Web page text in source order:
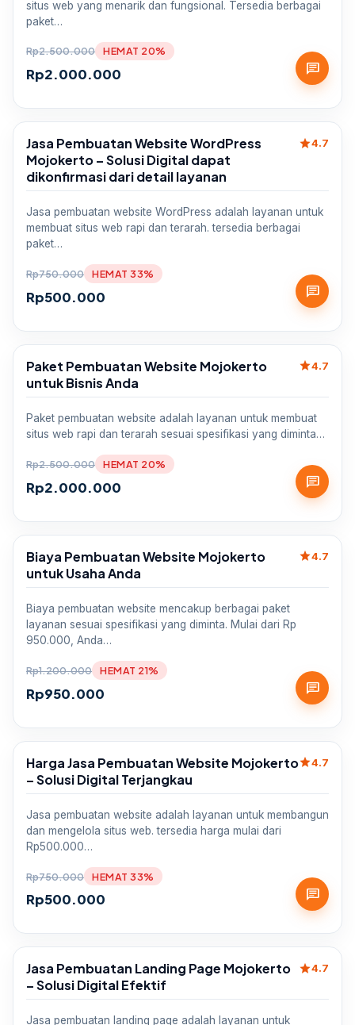
situs web yang menarik dan fungsional. Tersedia berbagai
paket…
Rp2.500.000
Rp2.000.000
HEMAT 20%
chat
Sale
Jasa Pembuatan Website WordPress
Mojokerto – Solusi Digital dapat
dikonfirmasi dari detail layanan
star4.7
Jasa pembuatan website WordPress adalah layanan untuk
membuat situs web rapi dan terarah. tersedia berbagai
paket…
Rp750.000
Rp500.000
HEMAT 33%
chat
Sale
Paket Pembuatan Website Mojokerto
untuk Bisnis Anda
star4.7
Paket pembuatan website adalah layanan untuk membuat
situs web rapi dan terarah sesuai spesifikasi yang diminta…
Rp2.500.000
Rp2.000.000
HEMAT 20%
chat
Sale
Biaya Pembuatan Website Mojokerto
untuk Usaha Anda
star4.7
Biaya pembuatan website mencakup berbagai paket
layanan sesuai spesifikasi yang diminta. Mulai dari Rp
950.000, Anda…
Rp1.200.000
Rp950.000
HEMAT 21%
chat
Sale
Harga Jasa Pembuatan Website Mojokerto
– Solusi Digital Terjangkau
star4.7
Jasa pembuatan website adalah layanan untuk membangun
dan mengelola situs web. tersedia harga mulai dari
Rp500.000…
Rp750.000
Rp500.000
HEMAT 33%
chat
Sale
Jasa Pembuatan Landing Page Mojokerto
– Solusi Digital Efektif
star4.7
Jasa pembuatan landing page adalah layanan untuk